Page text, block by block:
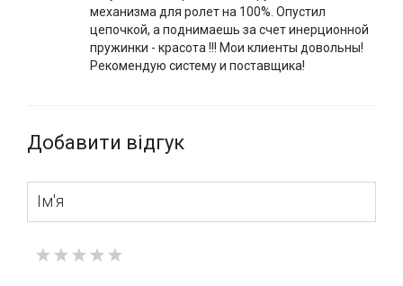
механизма для ролет на 100%. Опустил
цепочкой, а поднимаешь за счет инерционной
пружинки - красота !!! Мои клиенты довольны!
Рекомендую систему и поставщика!
Добавити відгук